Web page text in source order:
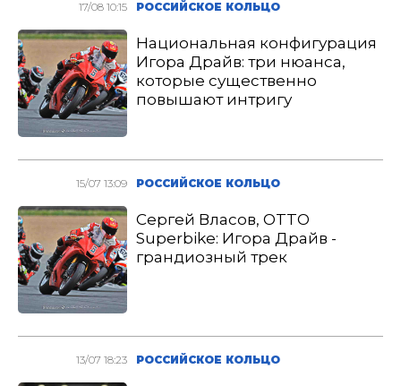
17/08 10:15 РОССИЙСКОЕ КОЛЬЦО
Национальная конфигурация
Игора Драйв: три нюанса,
которые существенно
повышают интригу
15/07 13:09 РОССИЙСКОЕ КОЛЬЦО
Сергей Власов, OTTO
Superbike: Игора Драйв -
грандиозный трек
13/07 18:23 РОССИЙСКОЕ КОЛЬЦО